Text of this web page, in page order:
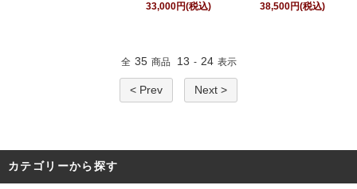
33,000円(税込)
38,500円(税込)
全 35 商品 13 - 24 表示
< Prev Next >
カテゴリーから探す